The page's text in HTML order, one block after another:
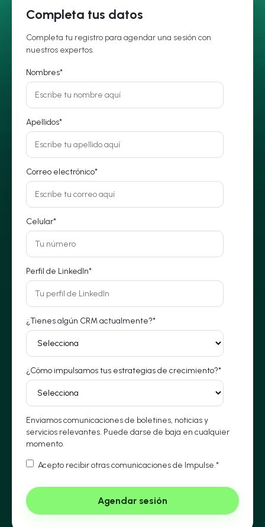
Completa tus datos
Completa tu registro para agendar una sesión con
nuestros expertos.
Nombres*
Apellidos*
Correo electrónico*
Celular*
Perfil de LinkedIn*
¿Tienes algún CRM actualmente?*
¿Cómo impulsamos tus estrategias de crecimiento?*
Enviamos comunicaciones de boletines, noticias y
servicios relevantes. Puede darse de baja en cualquier
momento.
Acepto recibir otras comunicaciones de Impulse.*